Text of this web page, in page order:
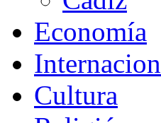
Economía
Cultura